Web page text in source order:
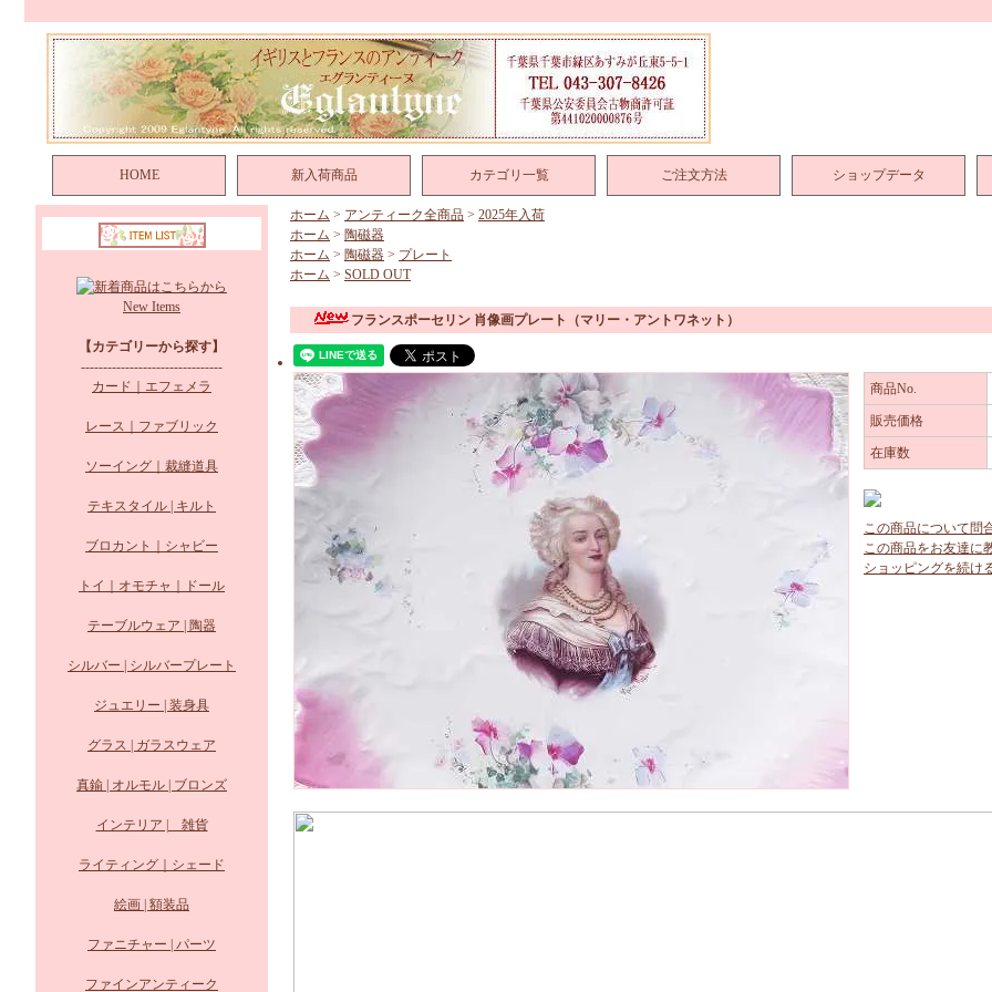
HOME 新入荷商品 カテゴリ一覧 ご注文方法 ショップデータ
New Items
【カテゴリーから探す】
--------------------------------
カード｜エフェメラ
レース｜ファブリック
ソーイング｜裁縫道具
テキスタイル | キルト
ブロカント｜シャビー
トイ｜オモチャ｜ドール
テーブルウェア | 陶器
シルバー | シルバープレート
ジュエリー | 装身具
グラス | ガラスウェア
真鍮 | オルモル | ブロンズ
インテリア | 雑貨
ライティング｜シェード
絵画 | 額装品
ファニチャー | パーツ
ファインアンティーク
ホーム > アンティーク全商品 > 2025年入荷
ホーム > 陶磁器
ホーム > 陶磁器 > プレート
ホーム > SOLD OUT
フランスポーセリン 肖像画プレート（マリー・アントワネット）
商品No.
販売価格
在庫数
この商品について問
この商品をお友達に
ショッピングを続け